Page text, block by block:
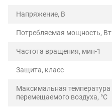
Напряжение, В
Потребляемая мощность, Вт
Частота вращения, мин-1
Защита, класс
Максимальная температура
перемещаемого воздуха, °C